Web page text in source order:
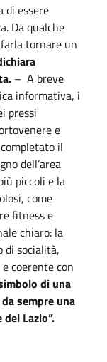
di essere
Da qualche
tornare un
– A breve
informativa, i
pressi
e
il
dell’area
piccoli e la
come
fitness e
chiaro: la
di socialità,
coerente con
di una
sempre una
Lazio”.